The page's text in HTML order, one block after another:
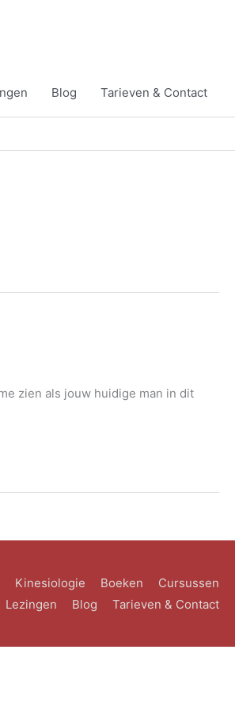
Blog Tarieven & Contact
zien als jouw huidige man in dit
Kinesiologie Boeken
Cursussen
Lezingen
Blog Tarieven & Contact